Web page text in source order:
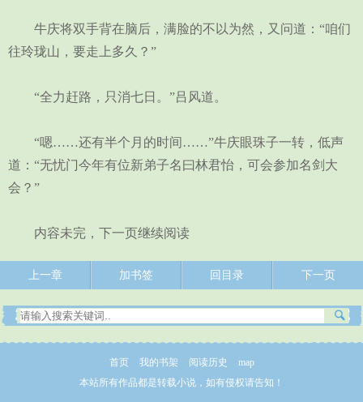
牛庆将双手背在脑后，满脸的不以为然，又问道：“咱们
往玲珑山，要走上多久？”
“全力赶路，只消七日。”吕风道。
“嗯……还有半个月的时间……”牛庆眼珠子一转，低声
道：“无忧门今年有位新弟子名曰林君怡，可会参加名剑大
会？”
内容未完，下一页继续阅读
上一章 加书签 回目录 下一页
首页 我的书架 阅读历史
map
本站所有作品都是转载小说，如有侵权请告知！